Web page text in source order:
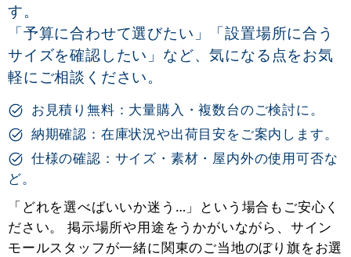
す。
「予算に合わせて選びたい」「設置場所に合う
サイズを確認したい」など、気になる点をお気
軽にご相談ください。
お見積り無料：大量購入・複数台のご検討に。
納期確認：在庫状況や出荷目安をご案内します。
仕様の確認：サイズ・素材・屋内外の使用可否な
ど。
「どれを選べばいいか迷う…」という場合もご安心く
ださい。 掲示場所や用途をうかがいながら、サイン
モールスタッフが一緒に関東のご当地のぼり旗をお選